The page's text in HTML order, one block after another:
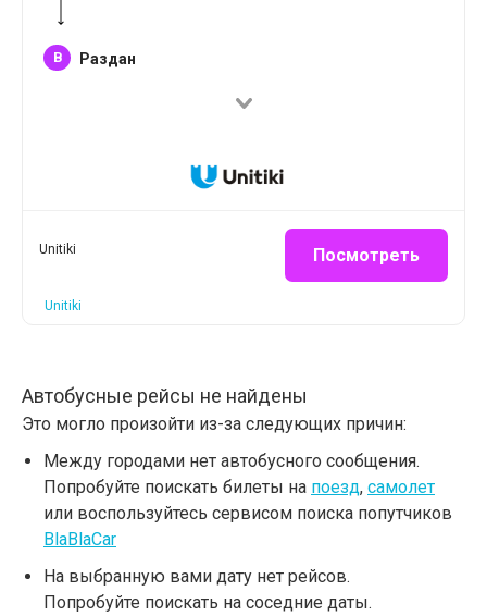
B Раздан
Unitiki Посмотреть
Unitiki
Автобусные рейсы не найдены
Это могло произойти из-за следующих причин:
Между городами нет автобусного сообщения.
Попробуйте поискать билеты на поезд, самолет
или воспользуйтесь сервисом поиска попутчиков
BlaBlaCar
На выбранную вами дату нет рейсов.
Попробуйте поискать на соседние даты.